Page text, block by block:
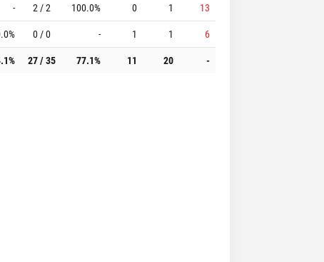
- 2 / 2 100.0% 0 1
13
0 / 0 - 1 1
6
27 / 35 77.1% 11 20 -